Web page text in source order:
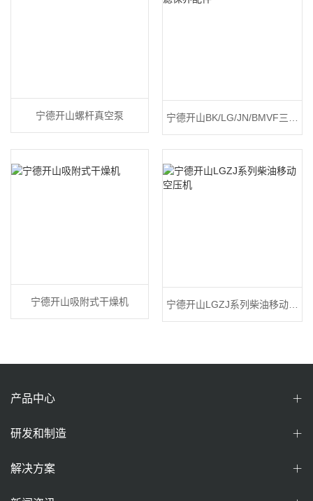
宁德开山螺杆真空泵 宁德开山BK/LG/JN/BMVF三滤
保养配件
宁德开山吸附式干燥机 宁德开山LGZJ系列柴油移动空
产品中心
研发和制造
解决方案